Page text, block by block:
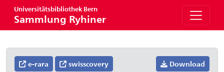
Universitätsbibliothek Bern
Sammlung Ryhiner
e-rara swisscovery Download